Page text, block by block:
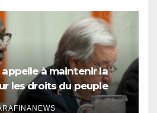
appelle à maintenir la
les droits du peuple